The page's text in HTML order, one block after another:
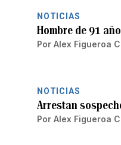
NOTICIAS
Hombre de 91
Por Alex Figueroa
NOTICIAS
Arrestan
Por Alex Figueroa